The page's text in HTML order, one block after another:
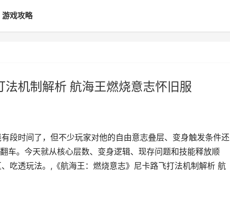
游戏攻略
法机制解析 航海王燃烧意志怀旧服
段时间了，但不少玩家对他的自由意志叠层、变身触发条件还
车。今天就从核心层数、变身逻辑、现存问题和技能释放顺
吃透玩法。,《航海王：燃烧意志》尼卡路飞打法机制解析 航